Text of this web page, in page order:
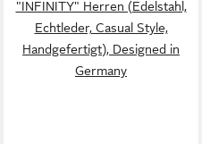
"INFINITY" Herren (Edelstahl,
Echtleder, Casual Style,
Handgefertigt), Designed in
Germany